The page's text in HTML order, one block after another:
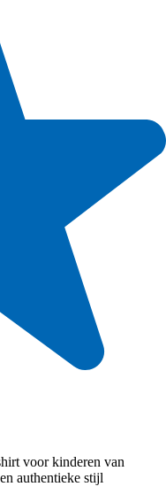
voor kinderen van
authentieke stijl